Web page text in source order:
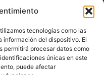
tecnologías como las
información del dispositivo. El
permitirá procesar datos como
únicas en este
puede afectar
Propiedad de
95 71 95 | Noticias de
y Provincia|